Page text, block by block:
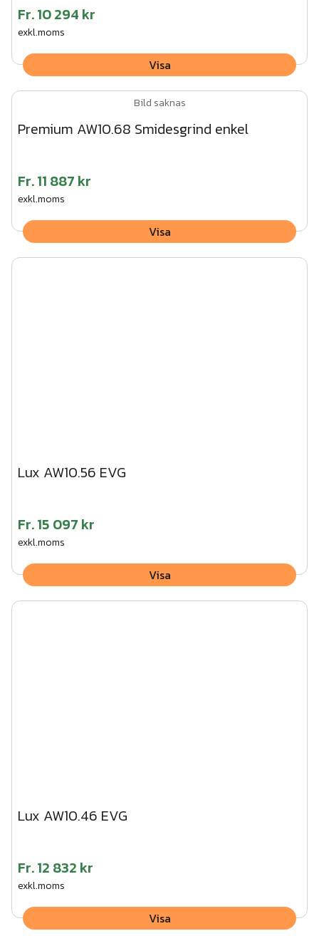
Fr.10 294 kr
exkl.moms
Visa
Bild saknas
Premium AW10.68 Smidesgrind enkel
Fr.11 887 kr
exkl.moms
Visa
Lux AW10.56 EVG
Fr.15 097 kr
exkl.moms
Visa
Lux AW10.46 EVG
Fr.12 832 kr
exkl.moms
Visa